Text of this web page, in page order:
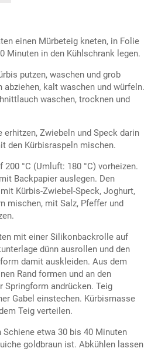
einen Mürbeteig kneten, in Folie
Minuten in den Kühlschrank legen.
putzen, waschen und grob
abziehen, kalt waschen und würfeln.
waschen, trocknen und
erhitzen, Zwiebeln und Speck darin
den Kürbisraspeln mischen.
200 °C (Umluft: 180 °C) vorheizen.
Backpapier auslegen. Den
Kürbis-Zwiebel-Speck, Joghurt,
mischen, mit Salz, Pfeffer und
mit einer Silikonbackrolle auf
dünn ausrollen und den
damit auskleiden. Aus dem
Rand formen und an den
Springform andrücken. Teig
Gabel einstechen. Kürbismasse
Teig verteilen.
Schiene etwa 30 bis 40 Minuten
goldbraun ist. Abkühlen lassen